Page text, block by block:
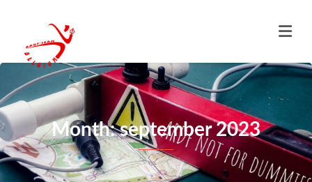
Month: september 2023